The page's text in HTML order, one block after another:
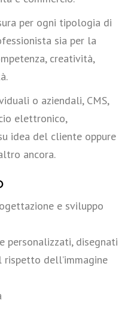
per ogni tipologia di
sia per la
creatività,
o aziendali, CMS,
elettronico,
idea del cliente oppure
ancora.
e sviluppo
personalizzati, disegnati
dell’immagine